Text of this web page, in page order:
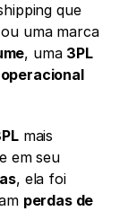
que
uma marca
, uma 3PL
mais
em seu
, ela foi
perdas de